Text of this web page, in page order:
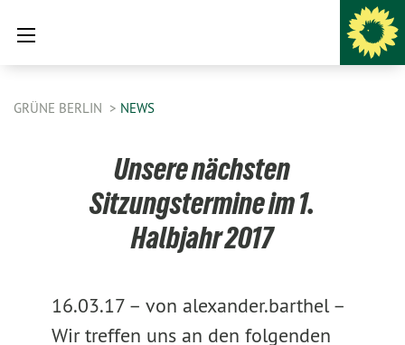
GRÜNE BERLIN NEWS
Unsere nächsten
Sitzungstermine im 1.
Halbjahr 2017
16.03.17 – von alexander.barthel –
Wir treffen uns an den folgenden